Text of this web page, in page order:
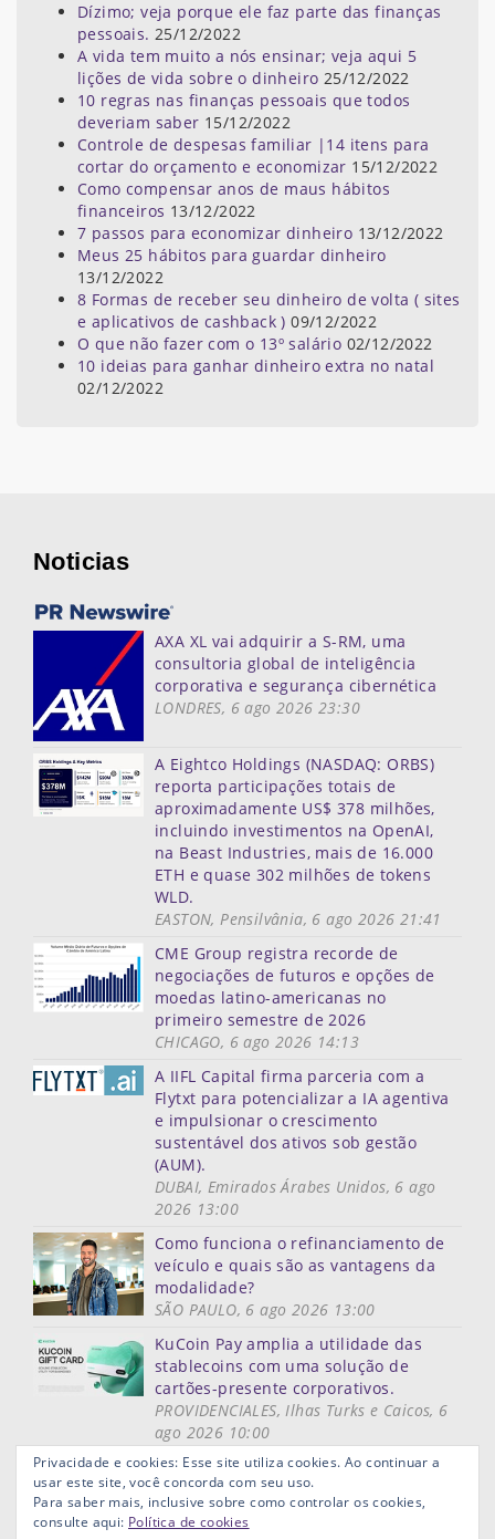
Dízimo; veja porque ele faz parte das finanças
pessoais. 25/12/2022
A vida tem muito a nós ensinar; veja aqui 5
lições de vida sobre o dinheiro 25/12/2022
10 regras nas finanças pessoais que todos
deveriam saber 15/12/2022
Controle de despesas familiar |14 itens para
cortar do orçamento e economizar 15/12/2022
Como compensar anos de maus hábitos
financeiros 13/12/2022
7 passos para economizar dinheiro 13/12/2022
Meus 25 hábitos para guardar dinheiro
13/12/2022
8 Formas de receber seu dinheiro de volta ( sites
e aplicativos de cashback ) 09/12/2022
O que não fazer com o 13º salário 02/12/2022
10 ideias para ganhar dinheiro extra no natal
02/12/2022
Noticias
AXA XL vai adquirir a S-RM, uma
consultoria global de inteligência
corporativa e segurança cibernética
LONDRES, 6 ago 2026 23:30
A Eightco Holdings (NASDAQ: ORBS)
reporta participações totais de
aproximadamente US$ 378 milhões,
incluindo investimentos na OpenAI,
na Beast Industries, mais de 16.000
ETH e quase 302 milhões de tokens
WLD.
EASTON, Pensilvânia, 6 ago 2026 21:41
CME Group registra recorde de
negociações de futuros e opções de
moedas latino-americanas no
primeiro semestre de 2026
CHICAGO, 6 ago 2026 14:13
A IIFL Capital firma parceria com a
Flytxt para potencializar a IA agentiva
e impulsionar o crescimento
sustentável dos ativos sob gestão
(AUM).
DUBAI, Emirados Árabes Unidos, 6 ago
2026 13:00
Como funciona o refinanciamento de
veículo e quais são as vantagens da
modalidade?
SÃO PAULO, 6 ago 2026 13:00
KuCoin Pay amplia a utilidade das
stablecoins com uma solução de
cartões-presente corporativos.
PROVIDENCIALES, Ilhas Turks e Caicos, 6
ago 2026 10:00
Mais notícias
Mapa do site Termos de usoPrivacidadeLinks ùteis
Privacidade e cookies: Esse site utiliza cookies. Ao continuar a
usar este site, você concorda com seu uso.
Para saber mais, inclusive sobre como controlar os cookies,
consulte aqui: Política de cookies